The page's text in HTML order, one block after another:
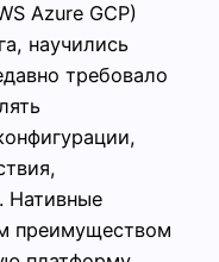
Azure GCP)
научились
требовало
Нативные
преимуществом